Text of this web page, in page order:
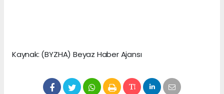
Kaynak: (BYZHA) Beyaz Haber Ajansı